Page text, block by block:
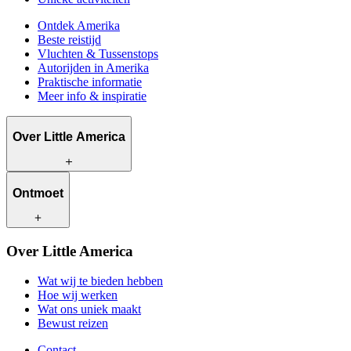
Ontdek Amerika
Beste reistijd
Vluchten & Tussenstops
Autorijden in Amerika
Praktische informatie
Meer info & inspiratie
Over Little America
Wat wij te bieden hebben
Wat ons uniek maakt
Contact
Werken bij Little America
Ontmoet
Onze reisadviseurs
Over Little America
Wat wij te bieden hebben
Hoe wij werken
Wat ons uniek maakt
Bewust reizen